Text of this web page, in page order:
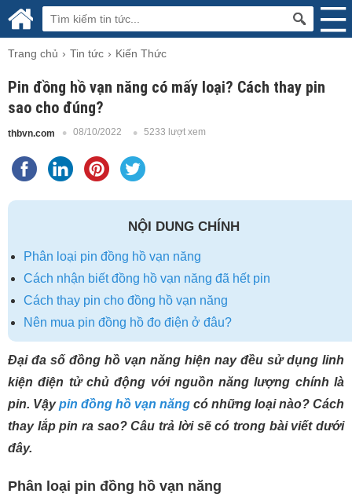
Trang chủ Tin tức Kiến Thức
Pin đồng hồ vạn năng có mấy loại? Cách thay pin
sao cho đúng?
thbvn.com 08/10/2022 5233 lượt xem
NỘI DUNG CHÍNH
Phân loại pin đồng hồ vạn năng
Cách nhận biết đồng hồ vạn năng đã hết pin
Cách thay pin cho đồng hồ vạn năng
Nên mua pin đồng hồ đo điện ở đâu?
Đại đa số đồng hồ vạn năng hiện nay đều sử dụng linh
kiện điện tử chủ động với nguồn năng lượng chính là
pin. Vậypin đồng hồ vạn năng có những loại nào? Cách
thay lắp pin ra sao? Câu trả lời sẽ có trong bài viết dưới
đây.
Phân loại pin đồng hồ vạn năng